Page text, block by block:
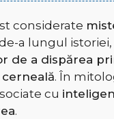
considerate
a lungul
de a dispărea
. În
cu
.